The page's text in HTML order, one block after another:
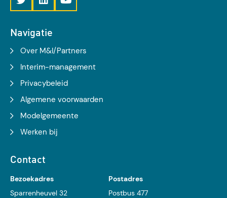
Navigatie
Over M&I/Partners
Interim-management
Privacybeleid
Algemene voorwaarden
Modelgemeente
Werken bij
Contact
Bezoekadres
Sparrenheuvel 32
Postadres
Postbus 477